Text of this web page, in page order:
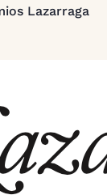
Lazarraga